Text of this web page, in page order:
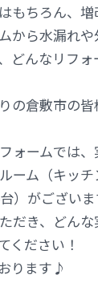
もちろん、
から水漏れ
どんなリフ
の倉敷市の
ォームでは、
ーム（キッ
がございま
だき、どん
ください！
ります♪